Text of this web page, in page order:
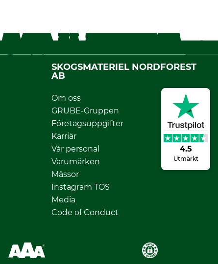
4.5
Utmärkt
SKOGSMATERIEL NORDFOREST
AB
Om oss
GRUBE-Gruppen
Företagsuppgifter
Karriär
Vår personal
Varumärken
Mässor
Instagram TOS
Media
Code of Conduct